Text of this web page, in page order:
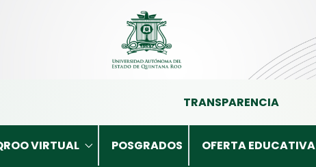
TRANSPARENCIA
VIRTUAL POSGRADOS OFERTA EDUCATIVA